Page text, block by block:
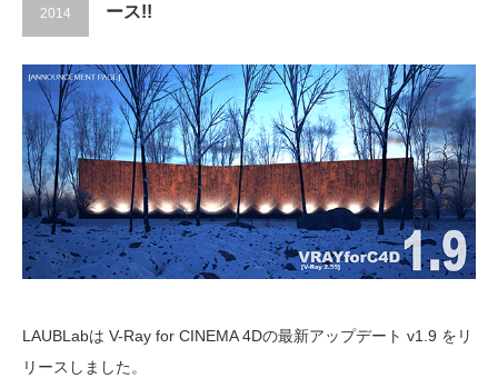
2014
ース!!
LAUBLabは V-Ray for CINEMA 4Dの最新アップデート v1.9 をリ
リースしました。